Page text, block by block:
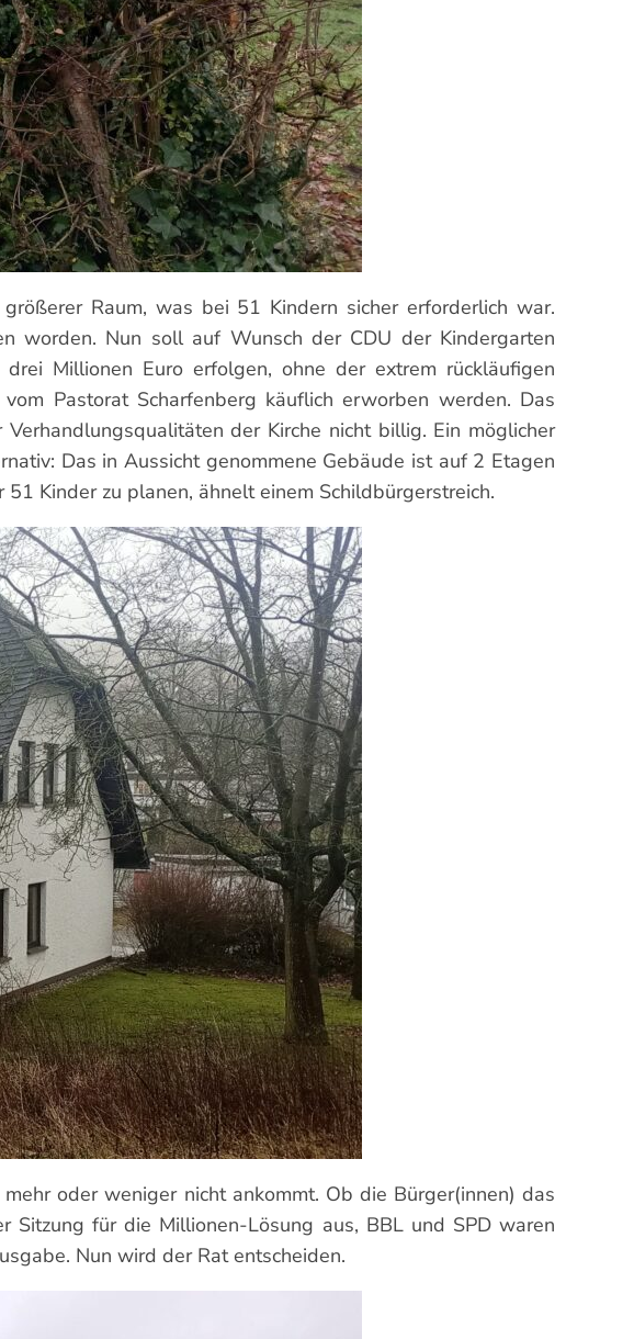
Raum, was bei 51 Kindern sicher erforderlich war.
worden. Nun soll auf Wunsch der CDU der Kindergarten
Millionen Euro erfolgen, ohne der extrem rückläufigen
Pastorat Scharfenberg käuflich erworben werden. Das
der Kirche nicht billig. Ein möglicher
Das in Aussicht genommene Gebäude ist auf 2 Etagen
Kinder zu planen, ähnelt einem Schildbürgerstreich.
oder weniger nicht ankommt. Ob die Bürger(innen) das
Sitzung für die Millionen-Lösung aus, BBL und SPD waren
Nun wird der Rat entscheiden.